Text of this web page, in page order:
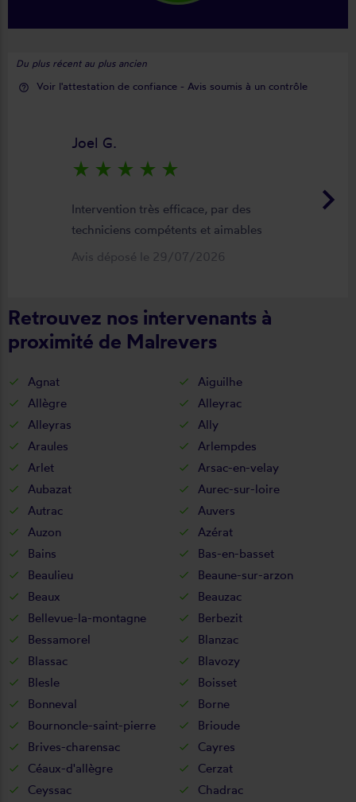
Du plus récent au plus ancien
help_outline Voir l'attestation de confiance - Avis soumis à un contrôle
keyboard_arrow_right
Joel G.
star_rate star_rate star_rate star_rate star_rate
Intervention très efficace, par des
techniciens compétents et aimables
Avis déposé le 29/07/2026
Retrouvez nos intervenants à
proximité de Malrevers
Agnat
Aiguilhe
Allègre
Alleyrac
Alleyras
Ally
Araules
Arlempdes
Arlet
Arsac-en-velay
Aubazat
Aurec-sur-loire
Autrac
Auvers
Auzon
Azérat
Bains
Bas-en-basset
Beaulieu
Beaune-sur-arzon
Beaux
Beauzac
Bellevue-la-montagne
Berbezit
Bessamorel
Blanzac
Blassac
Blavozy
Blesle
Boisset
Bonneval
Borne
Bournoncle-saint-pierre
Brioude
Brives-charensac
Cayres
Céaux-d'allègre
Cerzat
Ceyssac
Chadrac